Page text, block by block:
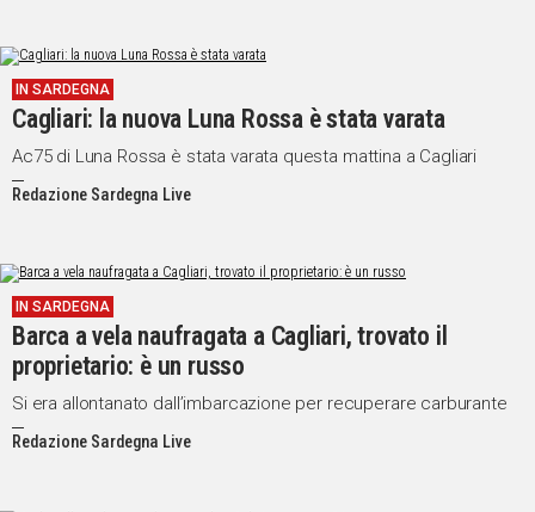
WHATSAPP
Social
IN SARDEGNA
Cagliari: la nuova Luna Rossa è stata varata
Ac75 di Luna Rossa è stata varata questa mattina a Cagliari
Redazione Sardegna Live
IN SARDEGNA
Barca a vela naufragata a Cagliari, trovato il
proprietario: è un russo
Si era allontanato dall’imbarcazione per recuperare carburante
Redazione Sardegna Live